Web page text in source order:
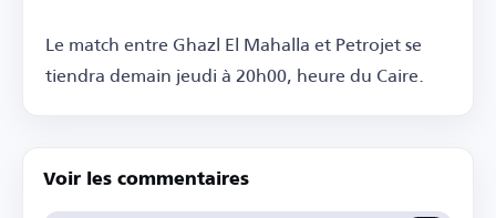
Le match entre Ghazl El Mahalla et Petrojet se
tiendra demain jeudi à 20h00, heure du Caire.
Voir les commentaires